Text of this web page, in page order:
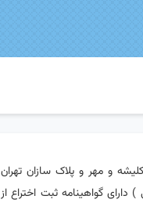
و مهر و پلاک سازان تهران
گواهینامه ثبت اختراع از